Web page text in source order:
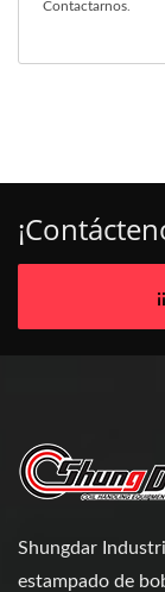
Contactarnos
Shungdar
estampado de